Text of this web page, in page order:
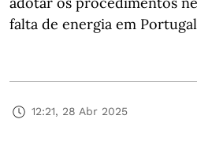
falta de energia em
12:21, 28 Abr 2025